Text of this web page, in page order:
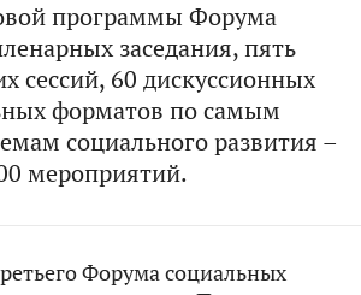
программы Форума
заседания, пять
сессий, 60 дискуссионных
форматов по самым
социального развития –
мероприятий.
Форума социальных